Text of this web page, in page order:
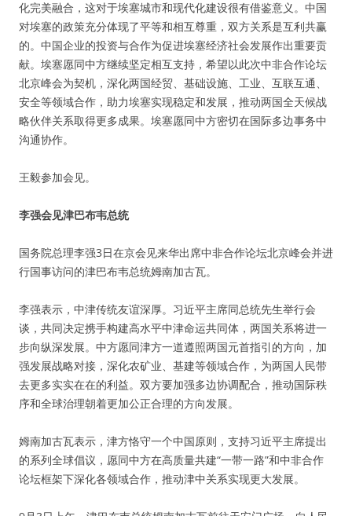
化完美融合，这对于埃塞城市和现代化建设很有借鉴意义。中国
对埃塞的政策充分体现了平等和相互尊重，双方关系是互利共赢
的。中国企业的投资与合作为促进埃塞经济社会发展作出重要贡
献。埃塞愿同中方继续坚定相互支持，希望以此次中非合作论坛
北京峰会为契机，深化两国经贸、基础设施、工业、互联互通、
安全等领域合作，助力埃塞实现稳定和发展，推动两国全天候战
略伙伴关系取得更多成果。埃塞愿同中方密切在国际多边事务中
沟通协作。
王毅参加会见。
李强会见津巴布韦总统
国务院总理李强3日在京会见来华出席中非合作论坛北京峰会并进
行国事访问的津巴布韦总统姆南加古瓦。
李强表示，中津传统友谊深厚。习近平主席同总统先生举行会
谈，共同决定携手构建高水平中津命运共同体，两国关系将进一
步向纵深发展。中方愿同津方一道遵照两国元首指引的方向，加
强发展战略对接，深化农矿业、基建等领域合作，为两国人民带
去更多实实在在的利益。双方要加强多边协调配合，推动国际秩
序和全球治理朝着更加公正合理的方向发展。
姆南加古瓦表示，津方恪守一个中国原则，支持习近平主席提出
的系列全球倡议，愿同中方在高质量共建“一带一路”和中非合作
论坛框架下深化各领域合作，推动津中关系实现更大发展。